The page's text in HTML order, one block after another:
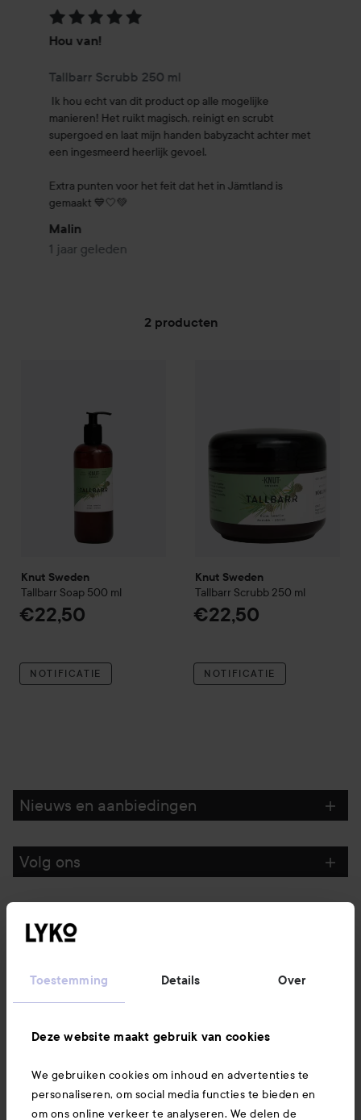
Toestemming Details Over
Deze website maakt gebruik van cookies
We gebruiken cookies om inhoud en advertenties te
personaliseren, om social media functies te bieden en
om ons online verkeer te analyseren. We delen de
Beoordeling: 5 van de 5
Hou van!
Tallbarr Scrubb 250 ml
Ik hou echt van dit product op alle mogelijke
manieren! Het ruikt magisch, reinigt en scrubt
supergoed en laat mijn handen babyzacht achter met
een ingesmeerd heerlijk gevoel.
Extra punten voor het feit dat het in Jämtland is
gemaakt 💙🤍💚
Malin
1 jaar geleden
2 producten
Knut Sweden
Tallbarr Soap 500 ml
€22,50
NOTIFICATIE
Knut Sweden
Tallbarr Scrubb 250 ml
€22,50
NOTIFICATIE
Nieuws en aanbiedingen
Volg ons
Informatie
Ook interessant
Download hier onze app